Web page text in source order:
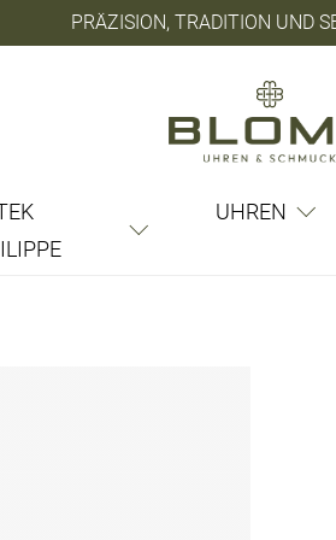
PRÄZISION, TRADITION UND
UHREN